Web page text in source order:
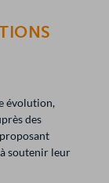
évolution,
des
soutenir leur